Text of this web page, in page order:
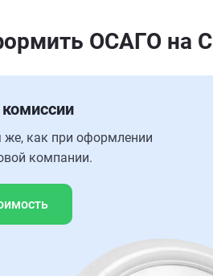
ОСАГО на
же, как при оформлении
компании.